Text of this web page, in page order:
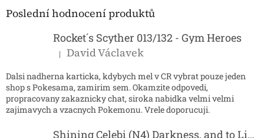
Poslední hodnocení produktů
Rocket´s Scyther 013/132 - Gym Heroes
Hodnocení produktu je 5 z 5 hvězdiček.
| David Václavek
Dalsi nadherna karticka, kdybych mel v CR vybrat pouze jeden
shop s Pokesama, zamirim sem. Okamzite odpovedi,
propracovany zakaznicky chat, siroka nabidka velmi velmi
zajimavych a vzacnych Pokemonu. Vrele doporucuji.
Shining Celebi (N4) Darkness, and to Light...